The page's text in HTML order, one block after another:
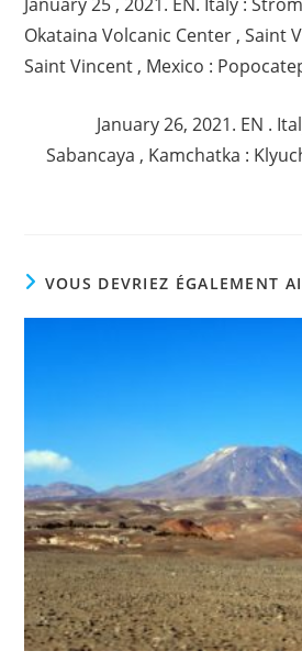
articles
January 25 , 2021. EN. Italy :
Okataina Volcanic Center , Saint
Saint Vincent , Mexico :
January 26, 2021. EN .
Sabancaya , Kamchatka :
VOUS DEVRIEZ ÉGALEMENT